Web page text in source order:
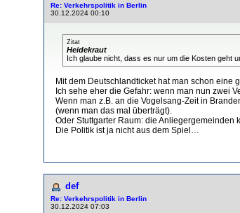
Re: Verkehrspolitik in Berlin
30.12.2024 00:10
Zitat
Heidekraut
Ich glaube nicht, dass es nur um die Kosten geht
Mit dem Deutschlandticket hat man schon eine
Ich sehe eher die Gefahr: wenn man nun zwei
Wenn man z.B. an die Vogelsang-Zeit in
(wenn man das mal überträgt).
Oder Stuttgarter Raum: die Anliegergemeinden
Die Politik ist ja nicht aus dem Spiel…
def
Re: Verkehrspolitik in Berlin
30.12.2024 07:03